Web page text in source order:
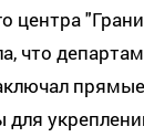
центра
что
для